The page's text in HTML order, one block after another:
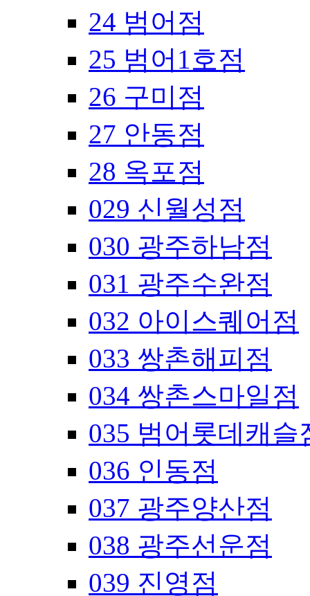
24 범어점
25 범어1호점
26 구미점
27 안동점
28 옥포점
029 신월성점
030 광주하남점
031 광주수완점
032 아이스퀘어점
033 쌍촌해피점
034 쌍촌스마일점
035 범어롯데캐슬
036 인동점
037 광주양산점
038 광주선운점
039 진영점